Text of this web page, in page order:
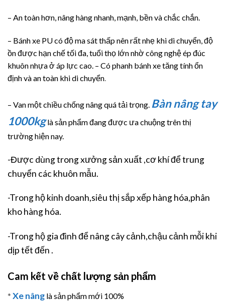
– An toàn hơn, nâng hàng nhanh, mạnh, bền và chắc chắn.
– Bánh xe PU có độ ma sát thấp nên rất nhẹ khi di chuyển, độ
ồn được hạn chế tối đa, tuổi thọ lớn nhờ công nghệ ép đúc
khuôn nhựa ở áp lực cao. – Có phanh bánh xe tăng tính ổn
định và an toàn khi di chuyển.
– Van một chiều chống nâng quá tải trọng. Bàn nâng tay
1000kg là sản phẩm đang được ưa chuộng trên thị
trường hiện nay.
-Được dùng trong xưởng sản xuất ,cơ khí để trung
chuyển các khuôn mẫu.
-Trong hộ kinh doanh,siêu thị sắp xếp hàng hóa,phân
kho hàng hóa.
-Trong hộ gia đình để nâng cây cảnh,chậu cảnh mỗi khi
dịp tết đến .
Cam kết về chất lượng sản phẩm
* Xe nâng là sản phẩm mới 100%